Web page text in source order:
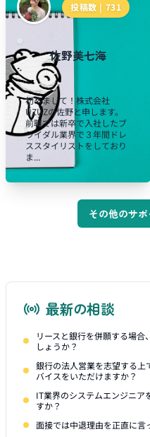
投稿数 | 731
佐野美七海
初めまして！株式会社
UZUZの佐野と申します。
前職では新卒で入社したブ
ライダル業界で３年間ドレ
ススタイリストをしており
ま...
その他のサ
最新の相談
リースと銀行を併願する場
しょうか？
銀行の法人営業を志望する上
バイスをいただけますか？
IT業界のシステムエンジニア
すか？
面接では中退理由を正直に言